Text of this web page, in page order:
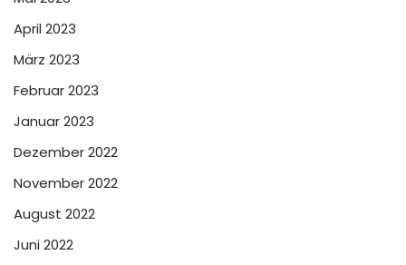
April 2023
März 2023
Februar 2023
Januar 2023
Dezember 2022
November 2022
August 2022
Juni 2022